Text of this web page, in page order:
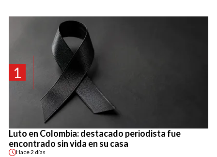
1
Luto en Colombia: destacado periodista fue
encontrado sin vida en su casa
Hace2 días